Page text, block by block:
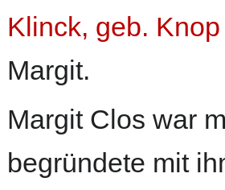
Klinck, geb. Knop
Margit.
Margit Clos war
begründete mit